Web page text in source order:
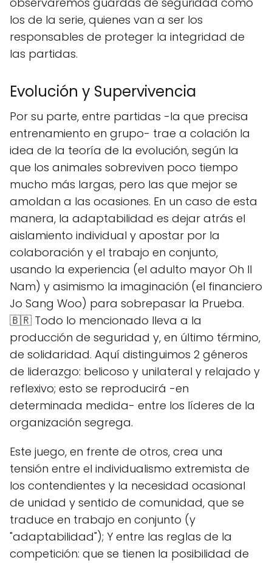
los de la serie, quienes van a ser los
responsables de proteger la integridad de
las partidas.
Evolución y Supervivencia
Por su parte, entre partidas -la que precisa
entrenamiento en grupo- trae a colación la
idea de la teoría de la evolución, según la
que los animales sobreviven poco tiempo
mucho más largas, pero las que mejor se
amoldan a las ocasiones. En un caso de esta
manera, la adaptabilidad es dejar atrás el
aislamiento individual y apostar por la
colaboración y el trabajo en conjunto,
usando la experiencia (el adulto mayor Oh Il
Nam) y asimismo la imaginación (el financiero
Jo Sang Woo) para sobrepasar la Prueba.
🇧🇷 Todo lo mencionado lleva a la
producción de seguridad y, en último término,
de solidaridad. Aquí distinguimos 2 géneros
de liderazgo: belicoso y unilateral y relajado y
reflexivo; esto se reproducirá -en
determinada medida- entre los líderes de la
organización segrega.
Este juego, en frente de otros, crea una
tensión entre el individualismo extremista de
los contendientes y la necesidad ocasional
de unidad y sentido de comunidad, que se
traduce en trabajo en conjunto (y
"adaptabilidad"); Y entre las reglas de la
competición: que se tienen la posibilidad de